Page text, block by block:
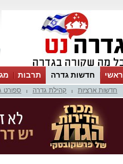
ראשי חדשות גדרה תרבות
חדשות ארציות קהילת גדרה ספורט